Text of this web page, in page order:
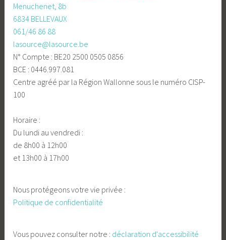
Menuchenet, 8b
6834 BELLEVAUX
061/46 86 88
lasource@lasource.be
N° Compte : BE20 2500 0505 0856
BCE : 0446.997.081
Centre agréé par la Région Wallonne sous le numéro CISP-
100
Horaire :
Du lundi au vendredi :
de 8h00 à 12h00
et 13h00 à 17h00
Nous protégeons votre vie privée :
Politique de confidentialité
Vous pouvez consulter notre : déclaration d'accessibilité